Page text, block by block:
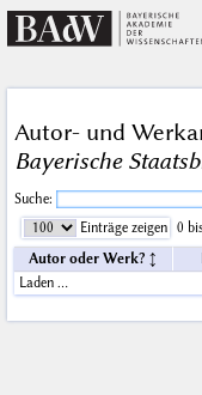
Autor- und
Bayerische
Suche:
Einträge zeigen
0
Autor oder Werk?
Laden …